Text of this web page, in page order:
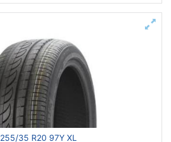
255/35 R20 97Y XL